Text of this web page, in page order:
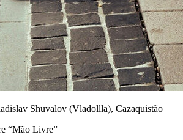
Shuvalov (Vladollla), Cazaquistão
“Mão Livre”